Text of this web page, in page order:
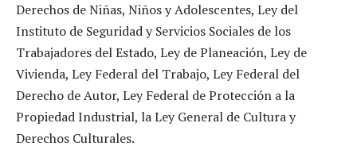
Derechos de Niñas, Niños y Adolescentes, Ley del
Instituto de Seguridad y Servicios Sociales de los
Trabajadores del Estado, Ley de Planeación, Ley de
Vivienda, Ley Federal del Trabajo, Ley Federal del
Derecho de Autor, Ley Federal de Protección a la
Propiedad Industrial, la Ley General de Cultura y
Derechos Culturales.